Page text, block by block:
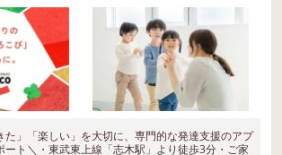
た」「楽しい」を大切に、専門的な発達支援のアプ
ート＼・東武東上線「志木駅」より徒歩3分・ご家